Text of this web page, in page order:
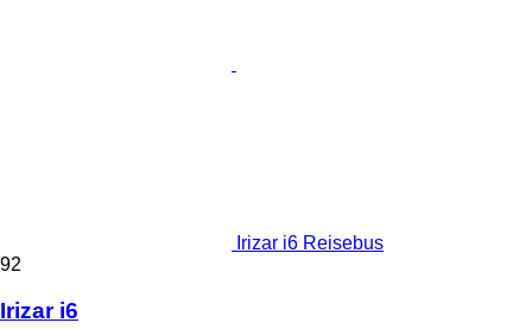
Irizar i6 Reisebus
92
Irizar i6